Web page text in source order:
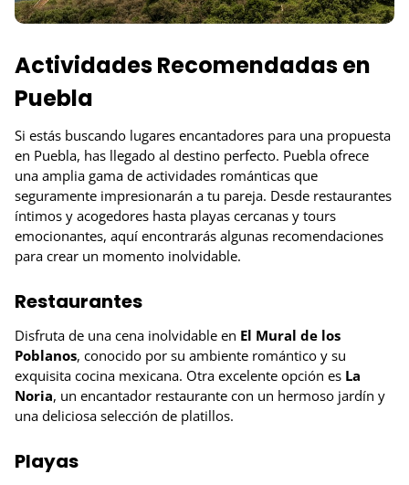
Actividades Recomendadas en
Puebla
Si estás buscando lugares encantadores para una propuesta
en Puebla, has llegado al destino perfecto. Puebla ofrece
una amplia gama de actividades románticas que
seguramente impresionarán a tu pareja. Desde restaurantes
íntimos y acogedores hasta playas cercanas y tours
emocionantes, aquí encontrarás algunas recomendaciones
para crear un momento inolvidable.
Restaurantes
Disfruta de una cena inolvidable en El Mural de los
Poblanos, conocido por su ambiente romántico y su
exquisita cocina mexicana. Otra excelente opción es La
Noria, un encantador restaurante con un hermoso jardín y
una deliciosa selección de platillos.
Playas